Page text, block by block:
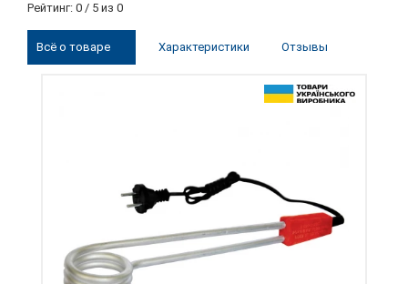
Рейтинг: 0 / 5 из 0
Всё о товаре Характеристики Отзывы